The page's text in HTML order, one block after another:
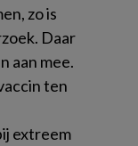
zo is
Daar
aan mee.
ten
extreem